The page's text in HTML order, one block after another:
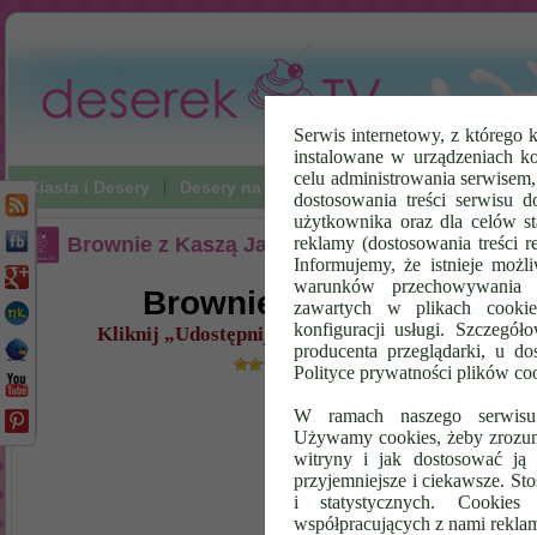
Serwis internetowy, z którego
instalowane w urządzeniach
celu administrowania
dostosowania treści serwisu
użytkownika oraz dla celów
reklamy (dostosowania treści
Informujemy, że istnieje
warunków
zawartych w plikach
konfiguracji usługi.
producenta przeglądarki, u
Polityce prywatności plików
W ramach naszego
Używamy cookies, żeby
witryny i jak dostosować ją
przyjemniejsze i ciekawsze.
i statystycznych.
współpracujących z nami
Ciasta i Desery Desery na zimno Napoje Poradniki
Brownie z Kaszą Jaglaną
Brownie z Kaszą
Kliknij „Udostępnij” i Pobierz Kod – umieść ten
(103ocena,21